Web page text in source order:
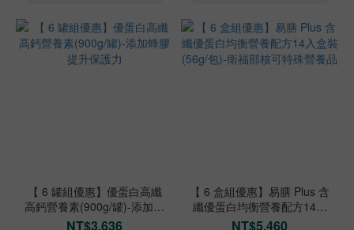
【 6 罐組優惠】優蛋白高纖
高鈣營養素(900g/罐)-添加蜂
膠提升保護力
NT$3,636
【 6 盒組優惠】易膳 Plus 含
纖優蛋白均衡營養配方14入
盒裝(56g/包)-衛福部核可特
NT$5,460